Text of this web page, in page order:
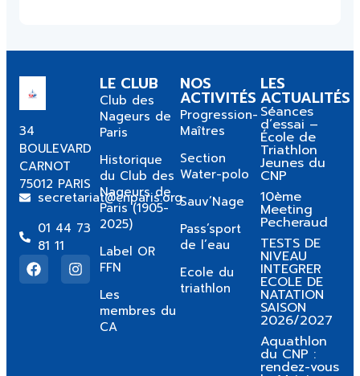
34
BOULEVARD
CARNOT
75012 PARIS
secretariat@cnparis.org
01 44 73
81 11
LE CLUB
Club des
Nageurs de
Paris
Historique
du Club des
Nageurs de
Paris (1905-
2025)
Label OR
FFN
Les
membres du
CA
NOS
ACTIVITÉS
Progression-
Maîtres
Section
Water-polo
Sauv’Nage
Pass’sport
de l’eau
Ecole du
triathlon
LES
ACTUALITÉS
Séances
d’essai –
École de
Triathlon
Jeunes du
CNP
10ème
Meeting
Pecheraud
TESTS DE
NIVEAU
INTEGRER
ECOLE DE
NATATION
SAISON
2026/2027
Aquathlon
du CNP :
rendez-vous